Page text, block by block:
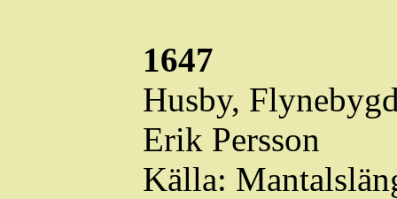
1647
Husby,
Erik Persson
Källa: